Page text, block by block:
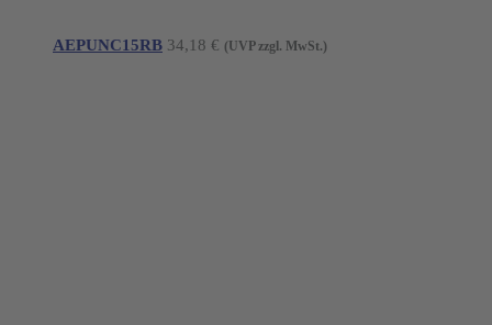
AEPUNC15RB 34,18 € (UVP zzgl. MwSt.)